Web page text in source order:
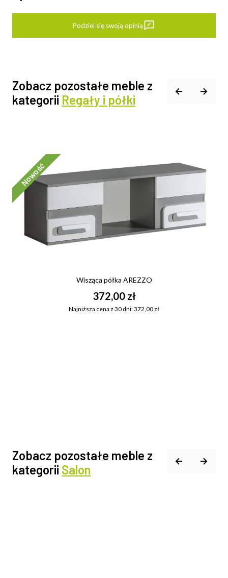
Podziel się swoją opinią
Zobacz pozostałe meble z
kategorii Regały i półki
Nowość
Wisząca półka AREZZO
372,00 zł
Najniższa cena z 30 dni: 372,00 zł
Zobacz pozostałe meble z
kategorii Salon